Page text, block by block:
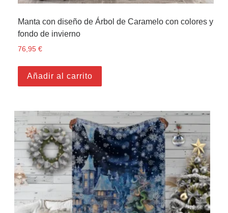
Manta con diseño de Árbol de Caramelo con colores y
fondo de invierno
76,95€
Añadir al carrito